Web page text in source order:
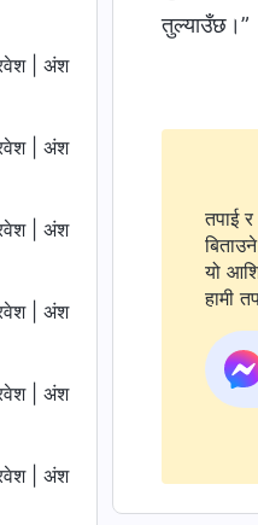
| अंश
| अंश
| अंश
| अंश
| अंश
| अंश
तुल्याउँछ।”
तपाई
यो
हामी